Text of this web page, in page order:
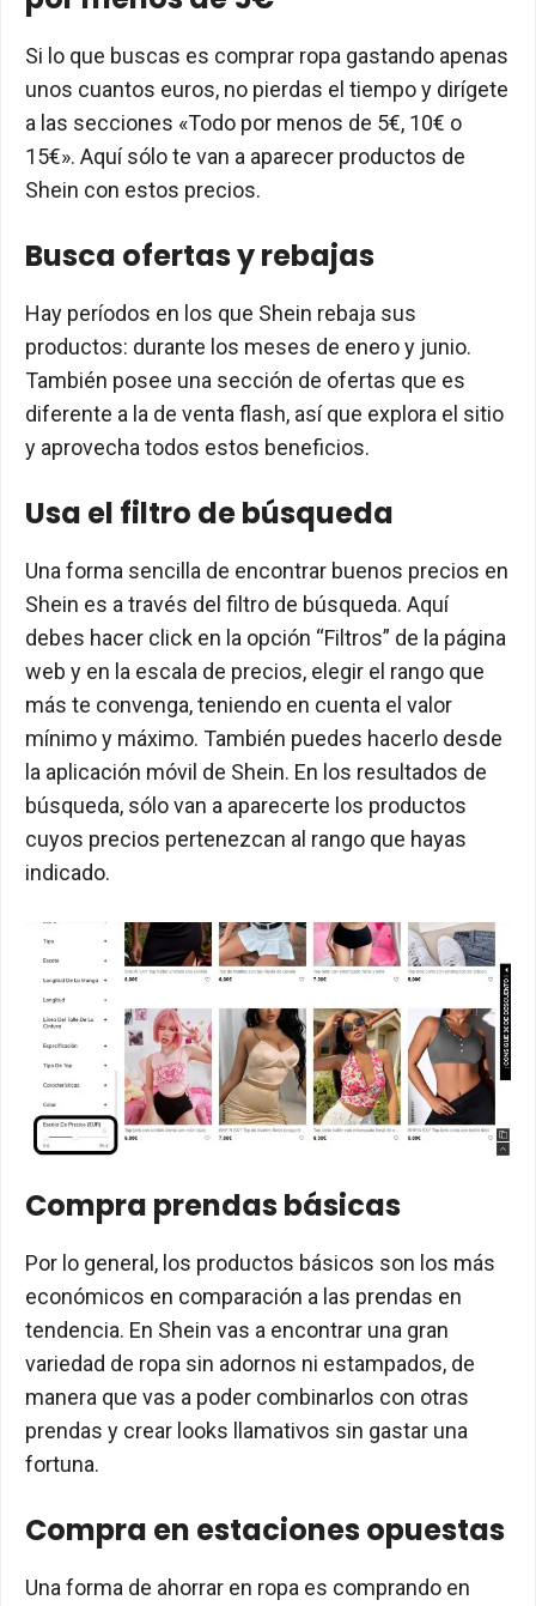
Si lo que buscas es comprar ropa gastando apenas
unos cuantos euros, no pierdas el tiempo y dirígete
a las secciones «Todo por menos de 5€, 10€ o
15€». Aquí sólo te van a aparecer productos de
Shein con estos precios.
Busca ofertas y rebajas
Hay períodos en los que Shein rebaja sus
productos: durante los meses de enero y junio.
También posee una sección de ofertas que es
diferente a la de venta flash, así que explora el sitio
y aprovecha todos estos beneficios.
Usa el filtro de búsqueda
Una forma sencilla de encontrar buenos precios en
Shein es a través del filtro de búsqueda. Aquí
debes hacer click en la opción “Filtros” de la página
web y en la escala de precios, elegir el rango que
más te convenga, teniendo en cuenta el valor
mínimo y máximo. También puedes hacerlo desde
la aplicación móvil de Shein. En los resultados de
búsqueda, sólo van a aparecerte los productos
cuyos precios pertenezcan al rango que hayas
indicado.
Compra prendas básicas
Por lo general, los productos básicos son los más
económicos en comparación a las prendas en
tendencia. En Shein vas a encontrar una gran
variedad de ropa sin adornos ni estampados, de
manera que vas a poder combinarlos con otras
prendas y crear looks llamativos sin gastar una
fortuna.
Compra en estaciones opuestas
Una forma de ahorrar en ropa es comprando en